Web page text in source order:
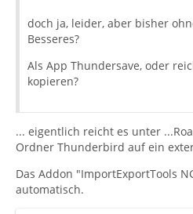
doch ja, leider, aber bisher
Besseres?
Als App Thundersave, oder
kopieren?
... eigentlich reicht es unter
Ordner Thunderbird auf ein
Das Addon "ImportExportTools
automatisch.